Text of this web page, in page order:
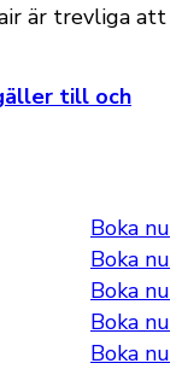
är trevliga att
till och
Boka nu
Boka nu
Boka nu
Boka nu
Boka nu